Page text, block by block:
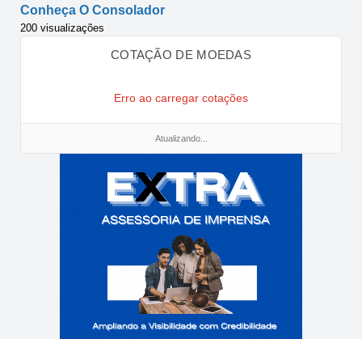
Conheça O Consolador
200 visualizações
COTAÇÃO DE MOEDAS
Erro ao carregar cotações
Atualizando...